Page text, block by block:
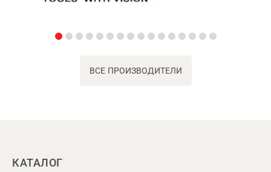
ВСЕ ПРОИЗВОДИТЕЛИ
КАТАЛОГ